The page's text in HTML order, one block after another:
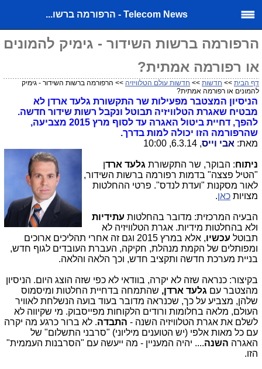
Telecom News - הרפורמה ברשו...
הרפורמה ברשות השידור - גימיק להמונים
או רפורמה אמתית?
דף הבית >> חדשות >> חדשות עולם הטלוויזיה >> הרפורמה ברשות השידור - גימיק
להמונים או רפורמה אמתית?
הניסיון המצטבר מפעילות שר התקשורת גלעד ארדן לא
מבטיח שאגרת הטלוויזיה תבוטל ונקבל רשות שידור חדשה.
להפך, דחיית ביטול האגרה עד לסוף מרץ 2015 מצביעה,
שהרפורמה הזו יכולה למות בדרך.
מאת: אבי וייס, 6.3.14, 10:00
ניתוח: הבוקר, שר התקשורת גלעד ארדן
"הטיל פצצה" בדמות רפורמה ברשות השידור,
לאור מסקנות "ועדת לנדס". פרטי ההחלטות
מצויות כאן.
הבעיה המרכזית: מדובר בהחלטות עתידיות
ולא בהחלטות מידיות. אגרת הטלוויזיה לא
תבוטל עכשיו
, אלא במרץ 2015 וגם זה אחרי תהליכים ארוכים
ומפותלים של הקמת מנהלת, חקיקה, העברת העובדים לגוף חדש,
בניית מערכת חדשה ותקציב חדש, וכך הלאה והלאה.
בקיצור: כנראה שזה לא יקרה, בוודאי לא כפי שזה הוצג היום. הניסיון
מהצטבר עם גלעד ארדן, שהתמחה בדחיית החלטות ומיסמוס
שלהן, מצביע על כך, שכנראה מדובר בעוד בועה הנשלחת לאוויר
העולם, מלאה בחלומות ורודים הלקוחות מפייסבוק. מי שקיווה לא
לשלם את אגרת הטלוויזיה השנה - התבדה. לא ברור כרגע מה יקרה
עם כל מאות אלפי (יש הטוענים מיליוני) "סרבני התשלום" של
האגרה השנה.... יהיה המעניין - מה ייעשה עם "הסרבנות העממית"
הזו.